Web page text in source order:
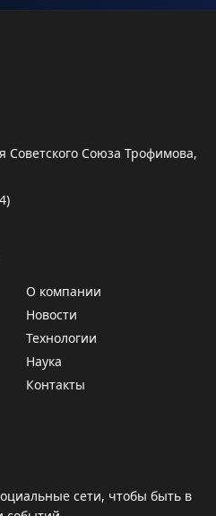
Советского Союза Трофимова,
О компании
Новости
Технологии
Наука
Контакты
сети, чтобы быть в